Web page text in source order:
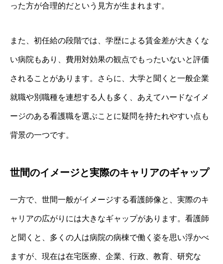
った方が合理的だという見方が生まれます。
また、初任給の段階では、学歴による賃金差が大きくな
い病院もあり、費用対効果の観点でもったいないと評価
されることがあります。さらに、大学と聞くと一般企業
就職や別職種を連想する人も多く、あえてハードなイメ
ージのある看護職を選ぶことに疑問を持たれやすい点も
背景の一つです。
世間のイメージと実際のキャリアのギャップ
一方で、世間一般がイメージする看護師像と、実際のキ
ャリアの広がりには大きなギャップがあります。看護師
と聞くと、多くの人は病院の病棟で働く姿を思い浮かべ
ますが、現在は在宅医療、企業、行政、教育、研究な